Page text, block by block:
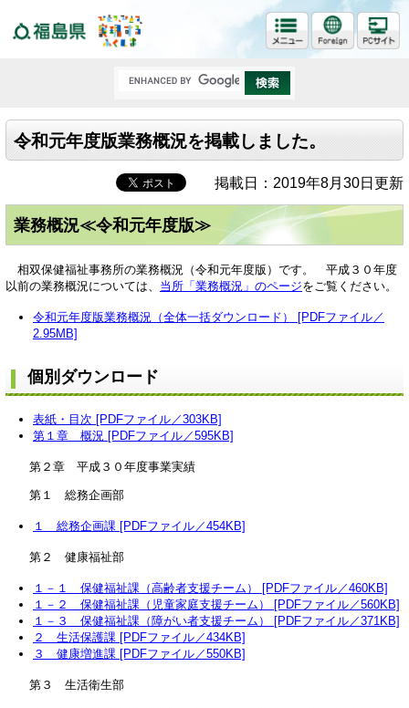
令和元年度版業務概況を掲載しました。
掲載日：2019年8月30日更新
業務概況≪令和元年度版≫
相双保健福祉事務所の業務概況（令和元年度版）です。 平成３０年度
以前の業務概況については、 当所「業務概況」のページをご覧ください。
令和元年度版業務概況（全体一括ダウンロード） [PDFファイル／
2.95MB]
個別ダウンロード
表紙・目次 [PDFファイル／303KB]
第１章 概況 [PDFファイル／595KB]
第２章 平成３０年度事業実績
第１ 総務企画部
１ 総務企画課 [PDFファイル／454KB]
第２ 健康福祉部
１－１ 保健福祉課（高齢者支援チーム） [PDFファイル／460KB]
１－２ 保健福祉課（児童家庭支援チーム） [PDFファイル／560KB]
１－３ 保健福祉課（障がい者支援チーム） [PDFファイル／371KB]
２ 生活保護課 [PDFファイル／434KB]
３ 健康増進課 [PDFファイル／550KB]
第３ 生活衛生部